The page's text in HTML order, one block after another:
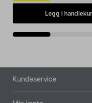
Legg i
Bunntekst
Kundeservice